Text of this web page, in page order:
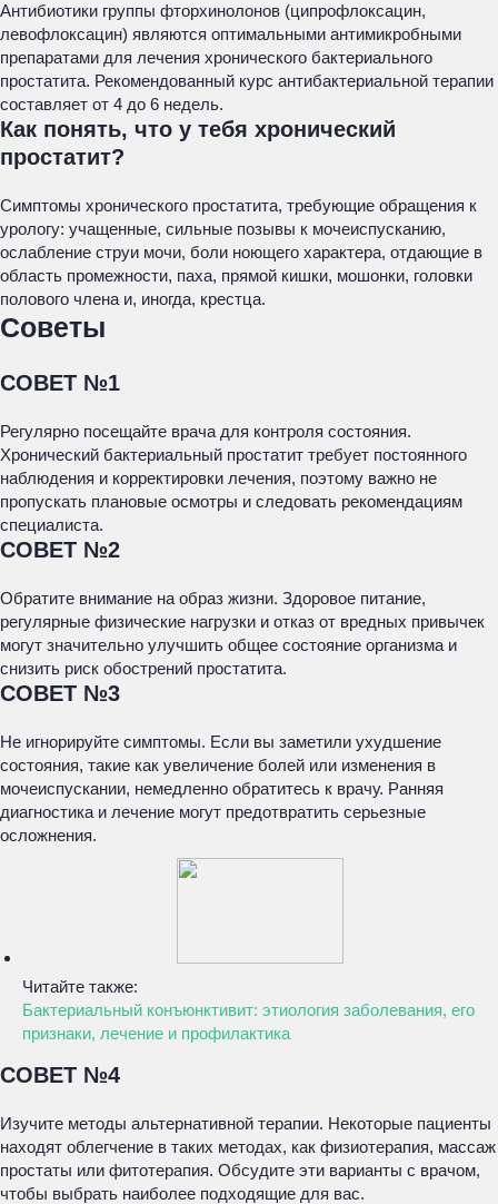
Антибиотики группы фторхинолонов (ципрофлоксацин,
левофлоксацин) являются оптимальными антимикробными
препаратами для лечения хронического бактериального
простатита. Рекомендованный курс антибактериальной терапии
составляет от 4 до 6 недель.
Как понять, что у тебя хронический
простатит?
Симптомы хронического простатита, требующие обращения к
урологу: учащенные, сильные позывы к мочеиспусканию,
ослабление струи мочи, боли ноющего характера, отдающие в
область промежности, паха, прямой кишки, мошонки, головки
полового члена и, иногда, крестца.
Советы
СОВЕТ №1
Регулярно посещайте врача для контроля состояния.
Хронический бактериальный простатит требует постоянного
наблюдения и корректировки лечения, поэтому важно не
пропускать плановые осмотры и следовать рекомендациям
специалиста.
СОВЕТ №2
Обратите внимание на образ жизни. Здоровое питание,
регулярные физические нагрузки и отказ от вредных привычек
могут значительно улучшить общее состояние организма и
снизить риск обострений простатита.
СОВЕТ №3
Не игнорируйте симптомы. Если вы заметили ухудшение
состояния, такие как увеличение болей или изменения в
мочеиспускании, немедленно обратитесь к врачу. Ранняя
диагностика и лечение могут предотвратить серьезные
осложнения.
Читайте также:
Бактериальный конъюнктивит: этиология заболевания, его
признаки, лечение и профилактика
СОВЕТ №4
Изучите методы альтернативной терапии. Некоторые пациенты
находят облегчение в таких методах, как физиотерапия, массаж
простаты или фитотерапия. Обсудите эти варианты с врачом,
чтобы выбрать наиболее подходящие для вас.